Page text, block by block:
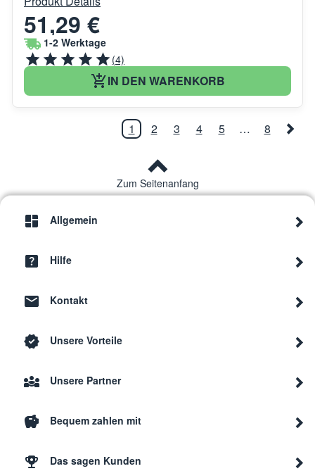
51,29 €
1-2 Werktage
(4)
IN DEN WARENKORB
1 2 3 4 5 … 8
Zum Seitenanfang
Allgemein
Hilfe
Kontakt
Unsere Vorteile
Unsere Partner
Bequem zahlen mit
Das sagen Kunden